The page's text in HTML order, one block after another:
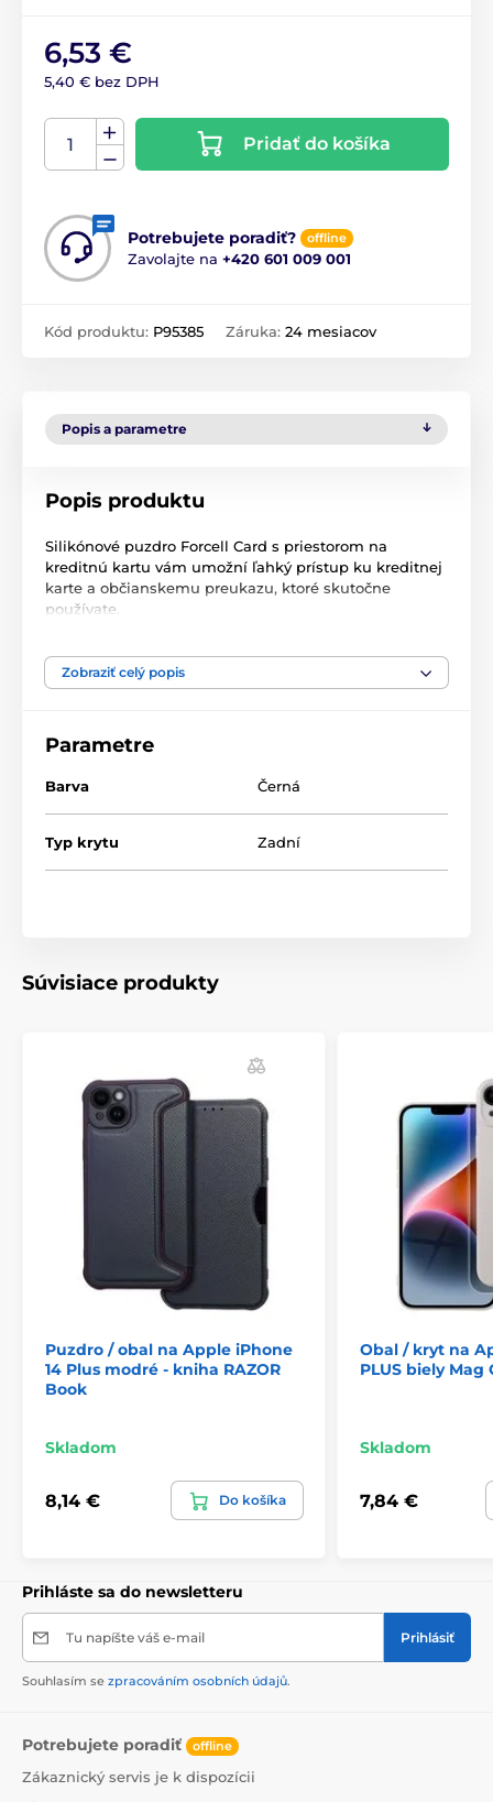
6,53 €
5,40 € bez DPH
Pridať do košíka
Potrebujete poradiť? offline
Zavolajte na +420 601 009 001
Kód produktu: P95385 Záruka: 24 mesiacov
Popis a parametre
Popis produktu
Silikónové puzdro Forcell Card s priestorom na
kreditnú kartu vám umožní ľahký prístup ku kreditnej
karte a občianskemu preukazu, ktoré skutočne
používate.
Prevažná väčšina puzdier na telefón dostupných na
trhu neponúka možnosť uloženia kariet alebo
puzdro, ktoré vám umožní mať telefón a kreditnú
Každodenná ochrana
stranu telefónu pred poškriabaním a poškodením. Už
žiadne škrabance, aj keď si dáte kľúče a telefón do
Stopercentné prispôsobenie
zariadeniu. Okrem toho sú všetky výrezy a tlačidlá
dokonale integrované do modelu telefónu.
Indukčné nabíjanie funguje prostredníctvom puzdra
Forcell Card. Na bezdrôtové nabíjanie telefónu nie je
potrebné odstrániť puzdro (pred nabíjaním však
odporúčame vybrať kartu z puzdra).
Zobraziť celý popis
Parametre
Barva Černá
Typ krytu Zadní
Súvisiace produkty
Puzdro / obal na Apple iPhone
14 Plus modré - kniha RAZOR
Book
Skladom
8,14 € Do košíka
Obal / kryt na
PLUS biely Mag
Skladom
7,84 €
Prihláste sa do newsletteru
Tu napíšte váš e-mail Prihlásiť
Souhlasím se zpracováním osobních údajů.
Potrebujete poradiť offline
Zákaznický servis je k dispozícii